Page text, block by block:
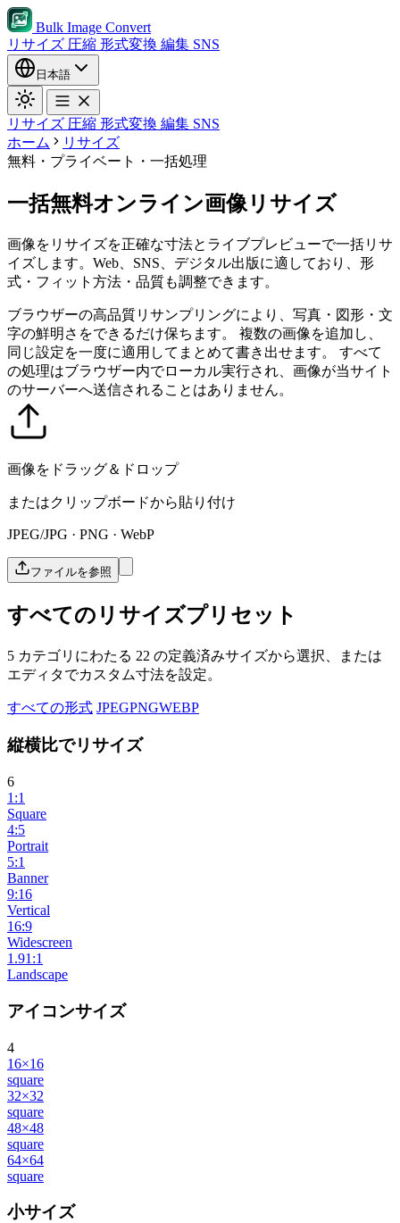
Bulk Image Convert
リサイズ 圧縮 形式変換 編集 SNS
日本語
リサイズ 圧縮 形式変換 編集 SNS
ホーム
リサイズ
無料・プライベート・一括処理
一括無料オンライン画像リサイズ
画像をリサイズを正確な寸法とライブプレビューで一括リサ
イズします。Web、SNS、デジタル出版に適しており、形
式・フィット方法・品質も調整できます。
ブラウザーの高品質リサンプリングにより、写真・図形・文
字の鮮明さをできるだけ保ちます。 複数の画像を追加し、
同じ設定を一度に適用してまとめて書き出せます。 すべて
の処理はブラウザー内でローカル実行され、画像が当サイト
のサーバーへ送信されることはありません。
画像をドラッグ＆ドロップ
またはクリップボードから貼り付け
JPEG/JPG · PNG · WebP
ファイルを参照
すべてのリサイズプリセット
5 カテゴリにわたる 22 の定義済みサイズから選択、または
エディタでカスタム寸法を設定。
すべての形式 JPEGPNGWEBP
縦横比でリサイズ
6
1:1
Square
4:5
Portrait
5:1
Banner
9:16
Vertical
16:9
Widescreen
1.91:1
Landscape
アイコンサイズ
4
16×16
square
32×32
square
48×48
square
64×64
square
小サイズ